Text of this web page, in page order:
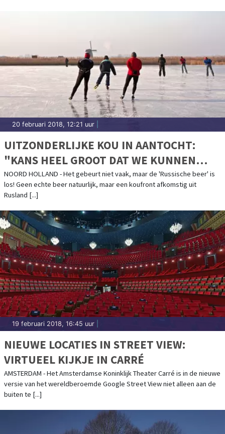
20 februari 2018, 12:21 uur
UITZONDERLIJKE KOU IN AANTOCHT:
"KANS HEEL GROOT DAT WE KUNNEN
SCHAATSEN"
NOORD HOLLAND - Het gebeurt niet vaak, maar de 'Russische beer' is
los! Geen echte beer natuurlijk, maar een koufront afkomstig uit
Rusland [...]
19 februari 2018, 16:45 uur
NIEUWE LOCATIES IN STREET VIEW:
VIRTUEEL KIJKJE IN CARRÉ
AMSTERDAM - Het Amsterdamse Koninklijk Theater Carré is in de nieuwe
versie van het wereldberoemde Google Street View niet alleen aan de
buiten te [...]